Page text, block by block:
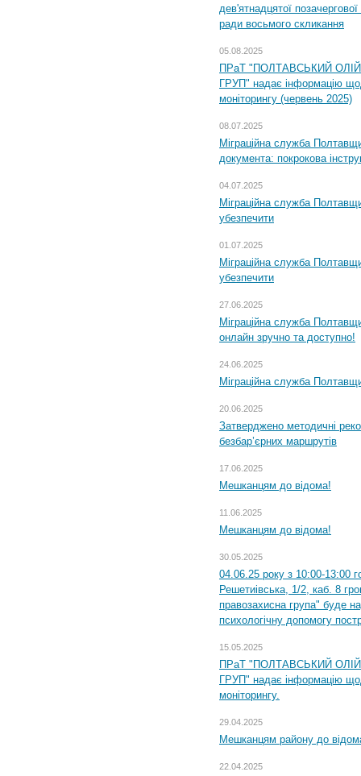
дев'ятнадцятої
ради восьмого скликання
05.08.2025
ПРаТ "ПОЛТАВСЬКИЙ
ГРУП" надає інформацію
моніторингу (червень 2025)
08.07.2025
Міграційна служба
документа: покрокова
04.07.2025
Міграційна служба
убезпечити
01.07.2025
Міграційна служба
убезпечити
27.06.2025
Міграційна служба
онлайн зручно та доступно!
24.06.2025
Міграційна служба
20.06.2025
Затверджено методичні
безбар’єрних маршрутів
17.06.2025
Мешканцям до відома!
11.06.2025
Мешканцям до відома!
30.05.2025
04.06.25 року з 10:00-13:00
Решетиівська, 1/2, каб. 8
правозахисна група" буде
психологічну допомогу
15.05.2025
ПРаТ "ПОЛТАВСЬКИЙ
ГРУП" надає інформацію
моніторингу.
29.04.2025
Мешканцям району до
22.04.2025